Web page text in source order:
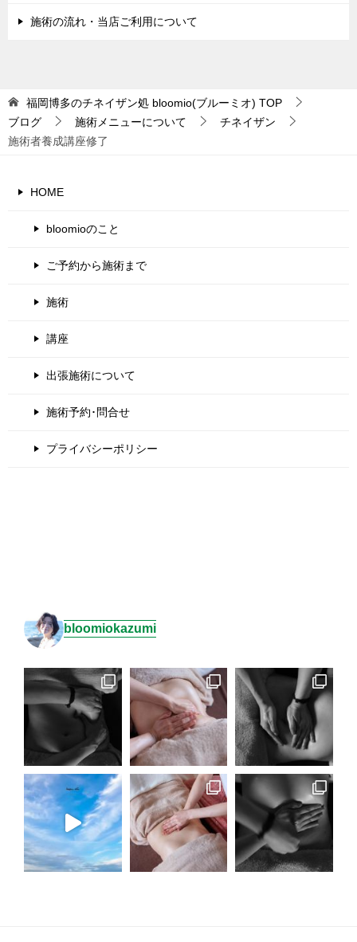
施術の流れ・当店ご利用について
福岡博多のチネイザン処 bloomio(ブルーミオ) TOP
ブログ
施術メニューについて
チネイザン
施術者養成講座修了
HOME
bloomioのこと
ご予約から施術まで
施術
講座
出張施術について
施術予約･問合せ
プライバシーポリシー
bloomiokazumi